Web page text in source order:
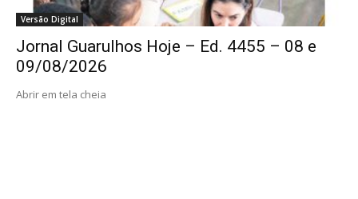
Versão Digital
Jornal Guarulhos Hoje – Ed. 4455 – 08 e
09/08/2026
Abrir em tela cheia